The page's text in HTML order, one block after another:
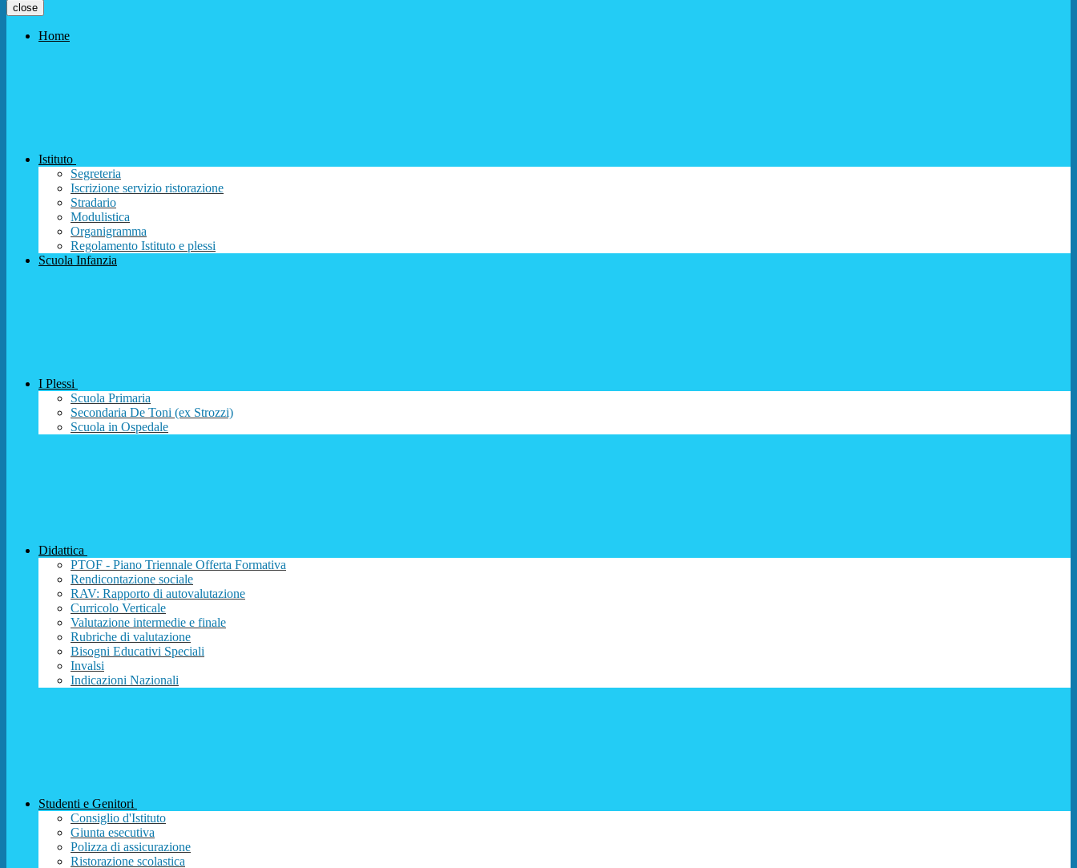
close
Home
Istituto
Segreteria
Iscrizione servizio ristorazione
Stradario
Modulistica
Organigramma
Regolamento Istituto e plessi
Scuola Infanzia
I Plessi
Scuola Primaria
Secondaria De Toni (ex Strozzi)
Scuola in Ospedale
Didattica
PTOF - Piano Triennale Offerta Formativa
Rendicontazione sociale
RAV: Rapporto di autovalutazione
Curricolo Verticale
Valutazione intermedie e finale
Rubriche di valutazione
Bisogni Educativi Speciali
Invalsi
Indicazioni Nazionali
Studenti e Genitori
Consiglio d'Istituto
Giunta esecutiva
Polizza di assicurazione
Ristorazione scolastica